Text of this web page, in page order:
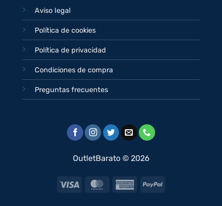
Aviso legal
Política de cookies
Política de privacidad
Condiciones de compra
Preguntas frecuentes
OutletBarato © 2026
Visa MasterCardAmericanPayPal